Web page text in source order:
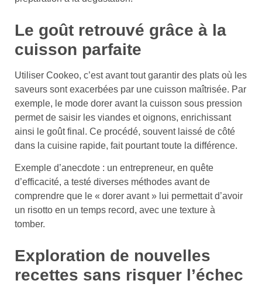
Le goût retrouvé grâce à la
cuisson parfaite
Utiliser Cookeo, c’est avant tout garantir des plats où les
saveurs sont exacerbées par une cuisson maîtrisée. Par
exemple, le mode dorer avant la cuisson sous pression
permet de saisir les viandes et oignons, enrichissant
ainsi le goût final. Ce procédé, souvent laissé de côté
dans la cuisine rapide, fait pourtant toute la différence.
Exemple d’anecdote : un entrepreneur, en quête
d’efficacité, a testé diverses méthodes avant de
comprendre que le « dorer avant » lui permettait d’avoir
un risotto en un temps record, avec une texture à
tomber.
Exploration de nouvelles
recettes sans risquer l’échec